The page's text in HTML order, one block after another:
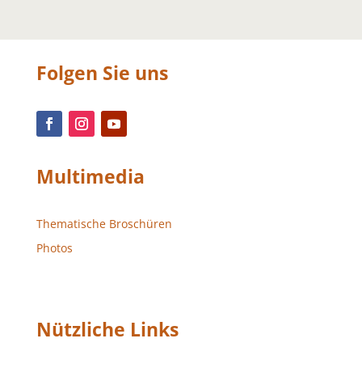
Folgen Sie uns
Multimedia
Thematische Broschüren
Photos
Nützliche Links